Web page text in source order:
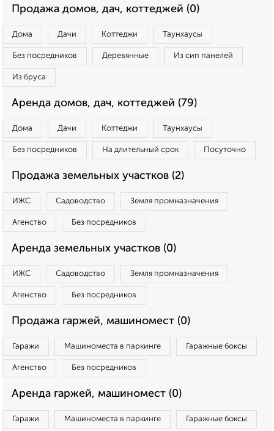
Продажа домов, дач, коттеджей (0)
Дома Дачи Коттеджи Таунхаусы
Без посредников Деревянные Из сип панелей
Из бруса
Аренда домов, дач, коттеджей (79)
Дома Дачи Коттеджи Таунхаусы
Без посредников На длительный срок Посуточно
Продажа земельных участков (2)
ИЖС Садоводство Земля промназначения
Агенство Без посредников
Аренда земельных участков (0)
ИЖС Садоводство Земля промназначения
Агенство Без посредников
Продажа гаржей, машиномест (0)
Гаражи Машиноместа в паркинге Гаражные боксы
Агенство Без посредников
Аренда гаржей, машиномест (0)
Гаражи Машиноместа в паркинге Гаражные боксы